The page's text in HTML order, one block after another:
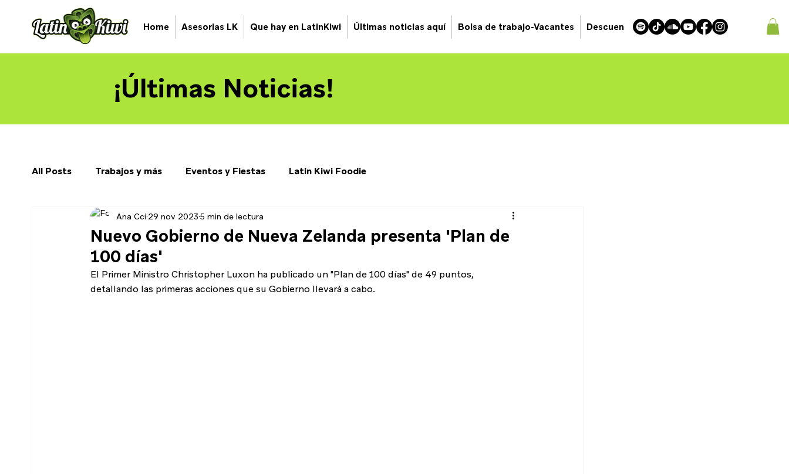
Home Asesorias LK Que hay en LatinKiwi Últimas noticias aquí Bolsa de trabajo-Vacantes Descuentos Latinkiwis! Latin American
¡Últimas Noticias!
All Posts Trabajos y más Eventos y Fiestas Latin Kiwi Foodie
Nuevo Gobierno de Nueva Zelanda presenta 'Plan de
100 días'
Ana Cci 29 nov 2023 5 min de lectura
El Primer Ministro Christopher Luxon ha publicado un "Plan de 100 días" de 49 puntos,
detallando las primeras acciones que su Gobierno llevará a cabo.